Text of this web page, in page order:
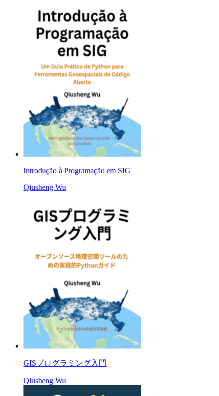
Introdução à Programação em SIG
Qiusheng Wu
GISプログラミング入門
Qiusheng Wu